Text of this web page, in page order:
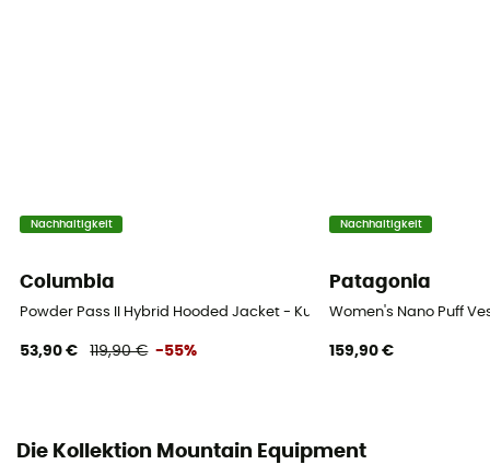
Matériau extérieur : 100% polyester recyclé Matériau
Bauschkraft (Cuin)
700 cuin
Nachhaltigkeit
Columbia
Powder Pass II Hybrid Hooded Jacket - Kunstfaserjacke - Damen
53,90 € 119,90 € -55%
Nachhaltigkeit
Patagonia
Women's Nano Puff
159,90 €
Die Kollektion Mountain Equipment